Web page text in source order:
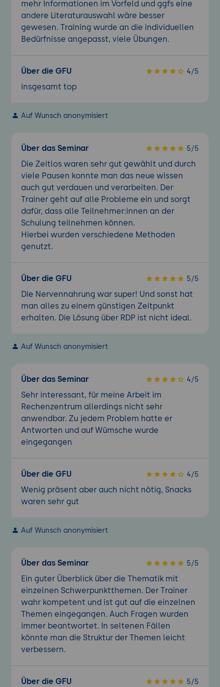
mehr Informationen im Vorfeld und ggfs eine
andere Literaturauswahl wäre besser
gewesen. Training wurde an die individuellen
Bedürfnisse angepasst, viele Übungen.
Über die GFU 4/5
insgesamt top
Auf Wunsch anonymisiert
Über das Seminar 5/5
Die Zeitlos waren sehr gut gewählt und durch
viele Pausen konnte man das neue wissen
auch gut verdauen und verarbeiten. Der
Trainer geht auf alle Probleme ein und sorgt
dafür, dass alle Teilnehmer:innen an der
Schulung teilnehmen können.
Hierbei wurden verschiedene Methoden
genutzt.
Über die GFU 5/5
Die Nervennahrung war super! Und sonst hat
man alles zu einem günstigen Zeitpunkt
erhalten. Die Lösung über RDP ist nicht ideal.
Auf Wunsch anonymisiert
Über das Seminar 4/5
Sehr interessant, für meine Arbeit im
Rechenzentrum allerdings nicht sehr
anwendbar. Zu jedem Problem hatte er
Antworten und auf Wümsche wurde
eingegangen
Über die GFU 4/5
Wenig präsent aber auch nicht nötig, Snacks
waren sehr gut
Auf Wunsch anonymisiert
Über das Seminar 5/5
Ein guter Überblick über die Thematik mit
einzelnen Schwerpunktthemen. Der Trainer
wahr kompetent und ist gut auf die einzelnen
Themen eingegangen. Auch Fragen wurden
immer beantwortet. In seltenen Fällen
könnte man die Struktur der Themen leicht
verbessern.
Über die GFU 5/5